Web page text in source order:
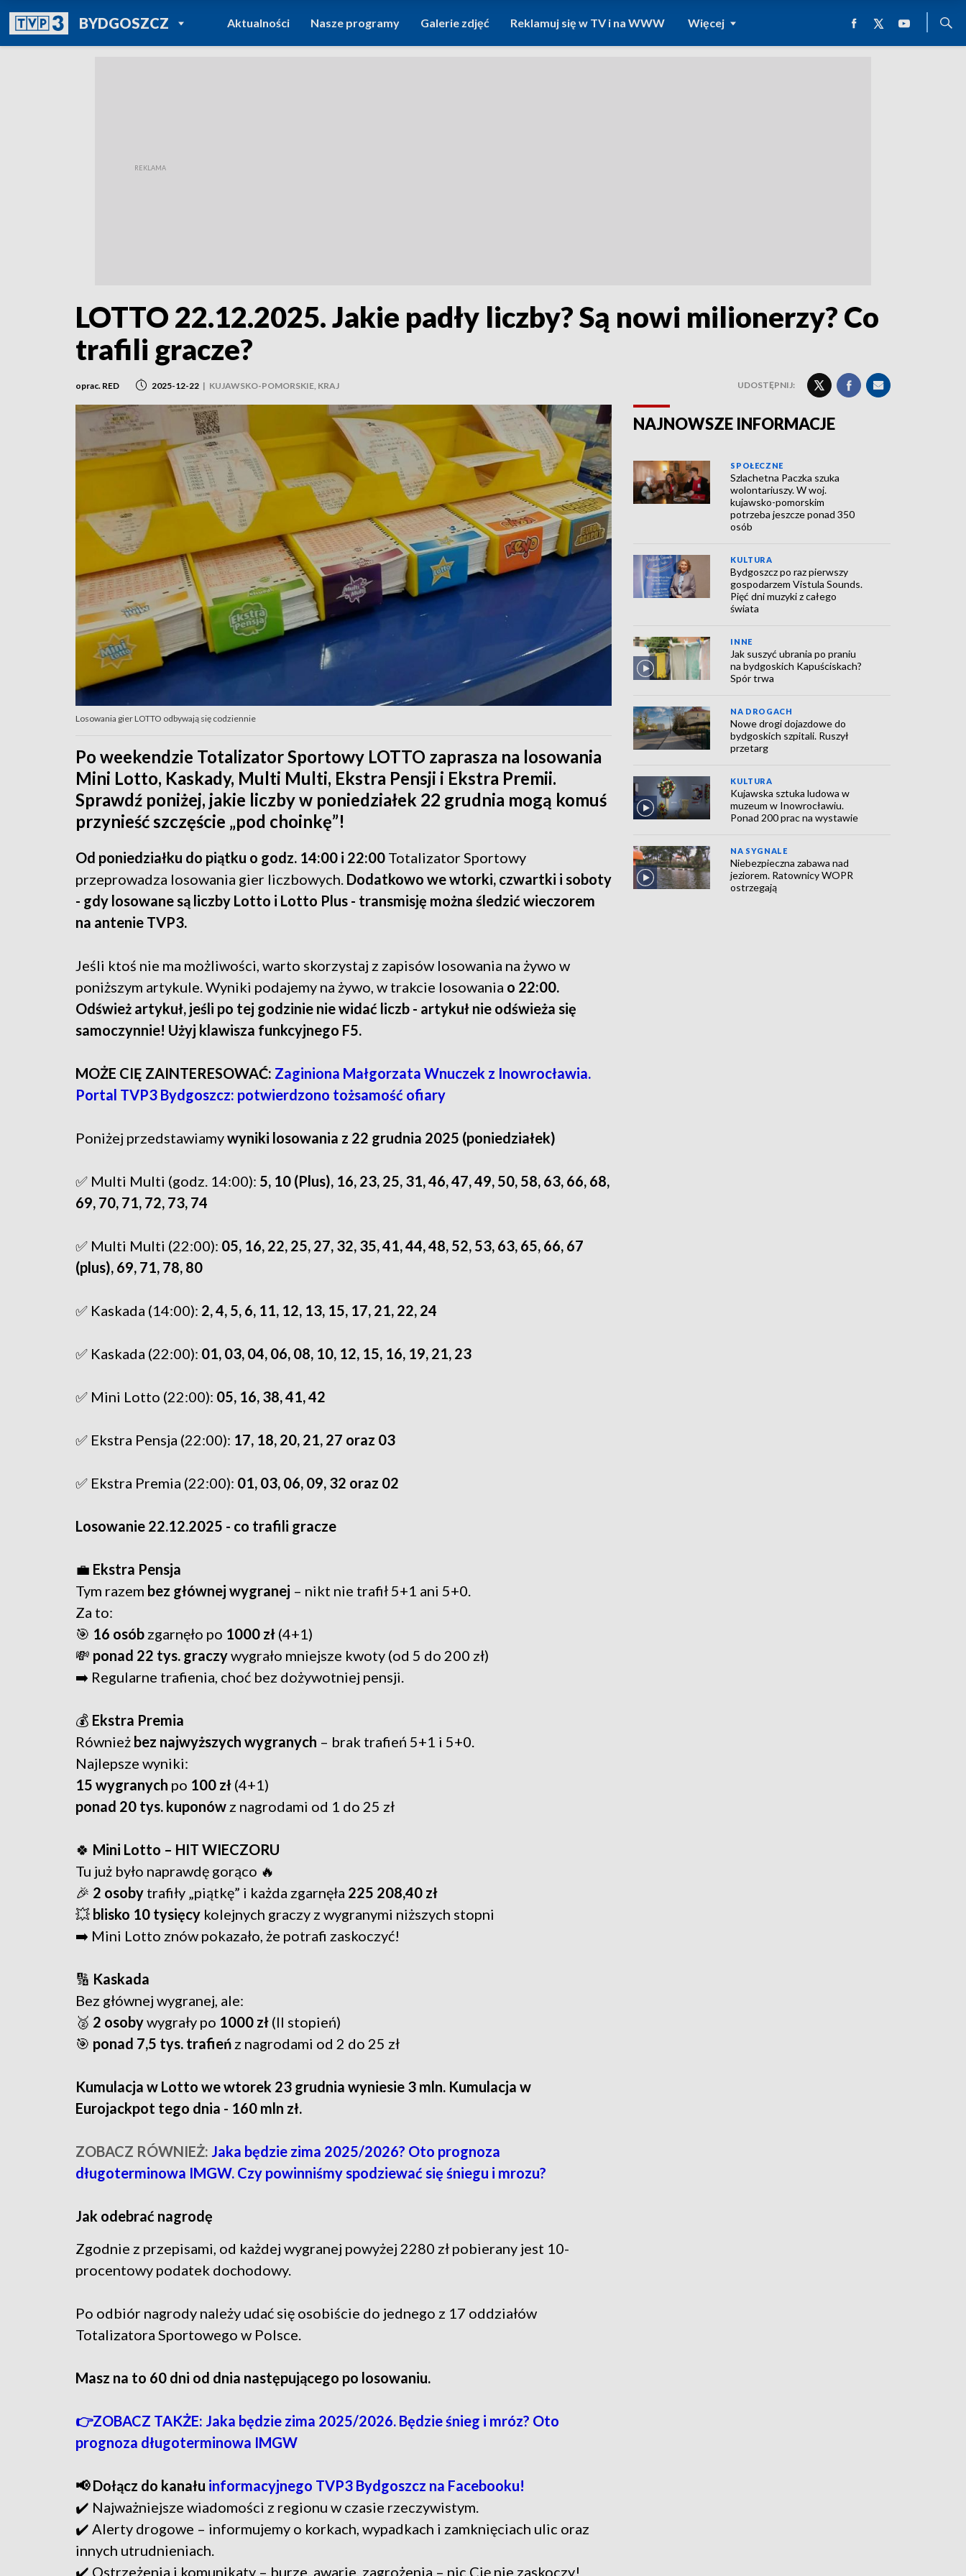
BYDGOSZCZPOWRÓT DO
TVP REGIONY
Aktualności Nasze programy Galerie zdjęć Reklamuj się w TV i na WWW Więcej
LOTTO 22.12.2025. Jakie padły liczby? Są nowi milionerzy? Co
trafili gracze?
oprac. RED 2025-12-22 | KUJAWSKO-POMORSKIE, KRAJ UDOSTĘPNIJ:
Losowania gier LOTTO odbywają się codziennie
Po weekendzie Totalizator Sportowy LOTTO zaprasza na losowania
Mini Lotto, Kaskady, Multi Multi, Ekstra Pensji i Ekstra Premii.
Sprawdź poniżej, jakie liczby w poniedziałek 22 grudnia mogą komuś
przynieść szczęście „pod choinkę”!
Od poniedziałku do piątku o godz. 14:00 i 22:00 Totalizator Sportowy
przeprowadza losowania gier liczbowych. Dodatkowo we wtorki, czwartki i soboty
- gdy losowane są liczby Lotto i Lotto Plus - transmisję można śledzić wieczorem
na antenie TVP3.
Jeśli ktoś nie ma możliwości, warto skorzystaj z zapisów losowania na żywo w
poniższym artykule. Wyniki podajemy na żywo, w trakcie losowania o 22:00.
Odśwież artykuł, jeśli po tej godzinie nie widać liczb - artykuł nie odświeża się
samoczynnie! Użyj klawisza funkcyjnego F5.
MOŻE CIĘ ZAINTERESOWAĆ: Zaginiona Małgorzata Wnuczek z Inowrocławia.
Portal TVP3 Bydgoszcz: potwierdzono tożsamość ofiary
Poniżej przedstawiamywyniki losowania z 22 grudnia 2025 (poniedziałek)
✅ Multi Multi (godz. 14:00): 5, 10 (Plus), 16, 23, 25, 31, 46, 47, 49, 50, 58, 63, 66, 68,
69, 70, 71, 72, 73, 74
✅ Multi Multi (22:00): 05, 16, 22, 25, 27, 32, 35, 41, 44, 48, 52, 53, 63, 65, 66, 67
(plus), 69, 71, 78, 80
✅ Kaskada (14:00): 2, 4, 5, 6, 11, 12, 13, 15, 17, 21, 22, 24
✅ Kaskada (22:00): 01, 03, 04, 06, 08, 10, 12, 15, 16, 19, 21, 23
✅ Mini Lotto (22:00): 05, 16, 38, 41, 42
✅ Ekstra Pensja (22:00): 17, 18, 20, 21, 27 oraz 03
✅ Ekstra Premia (22:00): 01, 03, 06, 09, 32 oraz 02
Losowanie 22.12.2025 - co trafili gracze
💼 Ekstra Pensja
Tym razem bez głównej wygranej – nikt nie trafił 5+1 ani 5+0.
Za to:
🎯 16 osób zgarnęło po 1000 zł (4+1)
💸 ponad 22 tys. graczywygrało mniejsze kwoty (od 5 do 200 zł)
➡️ Regularne trafienia, choć bez dożywotniej pensji.
💰 Ekstra Premia
Również bez najwyższych wygranych – brak trafień 5+1 i 5+0.
Najlepsze wyniki:
15 wygranych po 100 zł (4+1)
ponad 20 tys. kuponów z nagrodami od 1 do 25 zł
🍀 Mini Lotto – HIT WIECZORU
Tu już było naprawdę gorąco 🔥
🎉 2 osoby trafiły „piątkę” i każda zgarnęła 225 208,40 zł
💥 blisko 10 tysięcy kolejnych graczy z wygranymi niższych stopni
➡️ Mini Lotto znów pokazało, że potrafi zaskoczyć!
🔢 Kaskada
Bez głównej wygranej, ale:
🥈 2 osobywygrały po 1000 zł (II stopień)
🎯 ponad 7,5 tys. trafień z nagrodami od 2 do 25 zł
Kumulacja w Lotto we wtorek 23 grudnia wyniesie 3 mln. Kumulacja w
Eurojackpot tego dnia - 160 mln zł.
ZOBACZ RÓWNIEŻ: Jaka będzie zima 2025/2026? Oto prognoza
długoterminowa IMGW. Czy powinniśmy spodziewać się śniegu i mrozu?
Jak odebrać nagrodę
Zgodnie z przepisami, od każdej wygranej powyżej 2280 zł pobierany jest 10-
procentowy podatek dochodowy.
Po odbiór nagrody należy udać się osobiście do jednego z 17 oddziałów
Totalizatora Sportowego w Polsce.
Masz na to 60 dni od dnia następującego po losowaniu.
👉ZOBACZ TAKŻE: Jaka będzie zima 2025/2026. Będzie śnieg i mróz? Oto
prognoza długoterminowa IMGW
📢 Dołącz do kanału informacyjnego TVP3 Bydgoszcz na Facebooku!
✔️ Najważniejsze wiadomości z regionu w czasie rzeczywistym.
✔️ Alerty drogowe – informujemy o korkach, wypadkach i zamknięciach ulic oraz
innych utrudnieniach.
✔️ Ostrzeżenia i komunikaty – burze, awarie, zagrożenia – nic Cię nie zaskoczy!
NAJNOWSZE INFORMACJE
SPOŁECZNE
Szlachetna Paczka szuka
wolontariuszy. W woj.
kujawsko-pomorskim
potrzeba jeszcze ponad 350
osób
KULTURA
Bydgoszcz po raz pierwszy
gospodarzem Vistula Sounds.
Pięć dni muzyki z całego
świata
INNE
Jak suszyć ubrania po praniu
na bydgoskich Kapuściskach?
Spór trwa
NA DROGACH
Nowe drogi dojazdowe do
bydgoskich szpitali. Ruszył
przetarg
KULTURA
Kujawska sztuka ludowa w
muzeum w Inowrocławiu.
Ponad 200 prac na wystawie
NA SYGNALE
Niebezpieczna zabawa nad
jeziorem. Ratownicy WOPR
ostrzegają